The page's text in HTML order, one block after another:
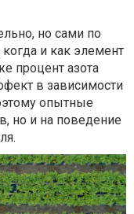
но сами по
и как элемент
процент азота
в зависимости
опытные
но и на поведение